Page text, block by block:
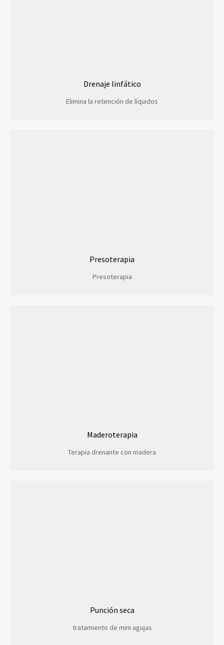
Drenaje linfático
Elimina la retención de líquidos
Presoterapia
Presoterapia
Maderoterapia
Terapia drenante con madera
Punción seca
tratamiento de mini agujas